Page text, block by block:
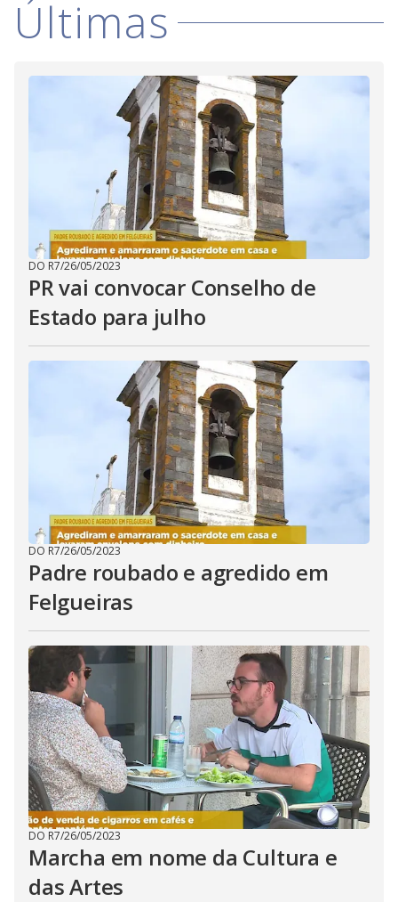
i
d
e
o
Últimas
DO R7/26/05/2023
PR vai convocar Conselho de
Estado para julho
DO R7/26/05/2023
Padre roubado e agredido em
Felgueiras
DO R7/26/05/2023
Marcha em nome da Cultura e
das Artes